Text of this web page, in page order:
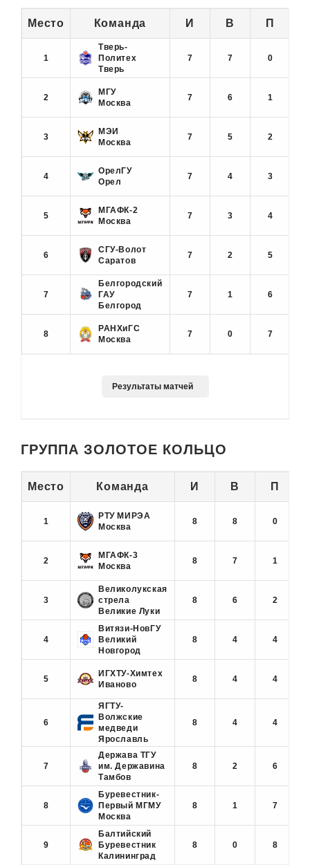
Место Команда И В П
1
Тверь-
Политех
Тверь
7 7 0
2
МГУ
Москва
7 6 1
3
МЭИ
Москва
7 5 2
4
ОрелГУ
Орел
7 4 3
5
МГАФК-2
Москва
7 3 4
6
СГУ-Волот
Саратов
7 2 5
7
Белгородский
ГАУ
Белгород
7 1 6
8
РАНХиГС
Москва
7 0 7
ГРУППА ЗОЛОТОЕ КОЛЬЦО
Место Команда И В П
1
РТУ МИРЭА
Москва
8 8 0
2
МГАФК-3
Москва
8 7 1
3
Великолукская
стрела
Великие Луки
8 6 2
4
Витязи-НовГУ
Великий
Новгород
8 4 4
5
ИГХТУ-Химтех
Иваново
8 4 4
6
ЯГТУ-
Волжские
медведи
Ярославль
8 4 4
7
Держава ТГУ
им. Державина
Тамбов
8 2 6
8
Буревестник-
Первый МГМУ
Москва
8 1 7
9
Балтийский
Буревестник
Калининград
8 0 8